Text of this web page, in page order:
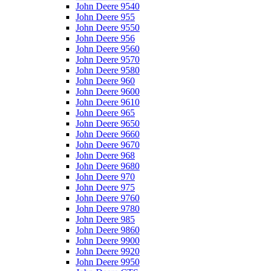
John Deere 9540
John Deere 955
John Deere 9550
John Deere 956
John Deere 9560
John Deere 9570
John Deere 9580
John Deere 960
John Deere 9600
John Deere 9610
John Deere 965
John Deere 9650
John Deere 9660
John Deere 9670
John Deere 968
John Deere 9680
John Deere 970
John Deere 975
John Deere 9760
John Deere 9780
John Deere 985
John Deere 9860
John Deere 9900
John Deere 9920
John Deere 9950